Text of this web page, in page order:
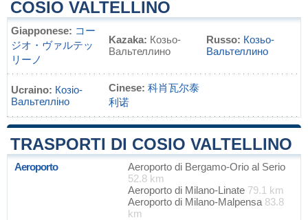
COSIO VALTELLINO
Giapponese: コー
ジオ・ヴァルテッ
リーノ
Kazaka: Козьо-
Вальтеллино
Russo: Козьо-
Вальтеллино
Ucraino: Козіо-
Вальтелліно
Cinese: 科肖瓦尔泰
利诺
TRASPORTI DI COSIO VALTELLINO
Aeroporto
Aeroporto di Bergamo-Orio al Serio
52.8 km
Aeroporto di Milano-Linate 79.1 km
Aeroporto di Milano-Malpensa 83.8
km